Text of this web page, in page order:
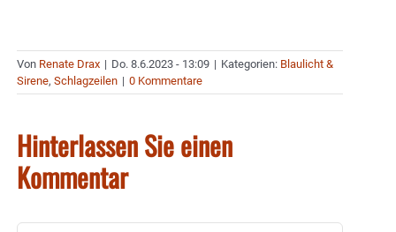
Von Renate Drax | Do. 8.6.2023 - 13:09 | Kategorien: Blaulicht &
Sirene, Schlagzeilen | 0 Kommentare
Hinterlassen Sie einen
Kommentar